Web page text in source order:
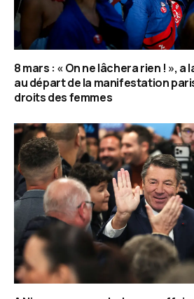
8 mars : « On ne lâchera rien ! »,
au départ de la manifestation
droits des femmes